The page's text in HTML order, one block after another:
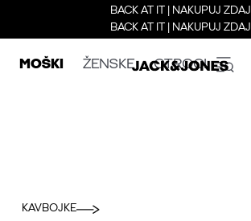
BACK AT IT | NAKUPUJ ZDAJ
BACK AT IT | NAKUPUJ ZDAJ
MOŠKI ŽENSKE OTROCI
KAVBOJKE